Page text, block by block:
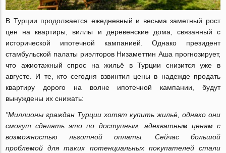
В Турции продолжается ежедневный и весьма заметный рост
цен на квартиры, виллы и деревенские дома, связанный с
исторической ипотечной кампанией. Однако президент
стамбульской палаты риэлторов Низаметтин Аша прогнозирует,
что ажиотажный спрос на жильё в Турции снизится уже в
августе. И те, кто сегодня взвинтил цены в надежде продать
квартиру дорого на волне ипотечной кампании, будут
вынуждены их снижать:
"Миллионы граждан Турции хотят купить жильё, однако они
смогут сделать это по доступным, адекватным ценам с
возможностью льготной оплаты. Сейчас большой
проблемой для таких потенциальных покупателей стали